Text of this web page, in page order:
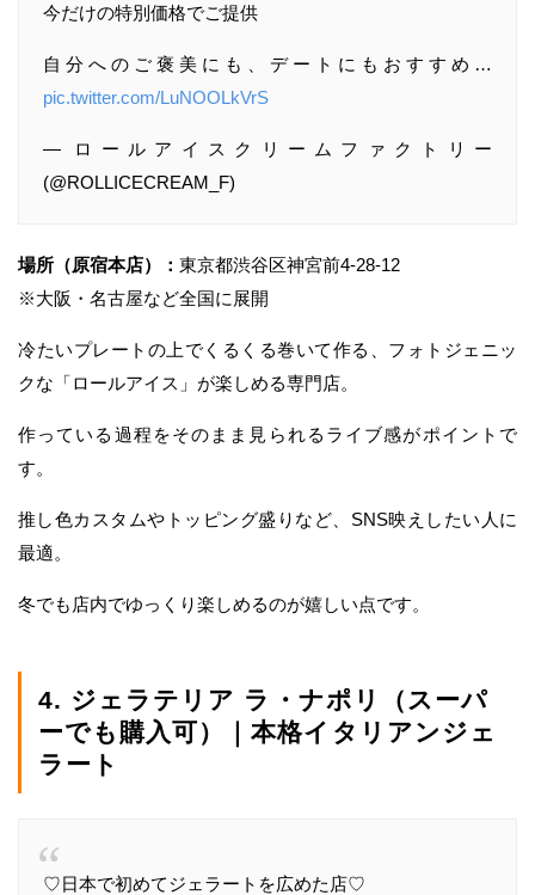
今だけの特別価格でご提供
自分へのご褒美にも、デートにもおすすめ…
pic.twitter.com/LuNOOLkVrS
— ロールアイスクリームファクトリー
(@ROLLICECREAM_F)
場所（原宿本店）： 東京都渋谷区神宮前4-28-12
※大阪・名古屋など全国に展開
冷たいプレートの上でくるくる巻いて作る、フォトジェニッ
クな「ロールアイス」が楽しめる専門店。
作っている過程をそのまま見られるライブ感がポイントで
す。
推し色カスタムやトッピング盛りなど、SNS映えしたい人に
最適。
冬でも店内でゆっくり楽しめるのが嬉しい点です。
4. ジェラテリア ラ・ナポリ（スーパ
ーでも購入可）｜本格イタリアンジェ
ラート
♡日本で初めてジェラートを広めた店♡